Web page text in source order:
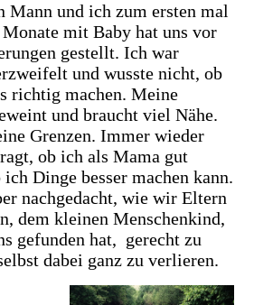
Mann und ich zum ersten mal
mit Baby hat uns vor
gestellt. Ich war
und wusste nicht, ob
richtig machen. Meine
und braucht viel Nähe.
Grenzen. Immer wieder
ob ich als Mama gut
Dinge besser machen kann.
nachgedacht, wie wir Eltern
dem kleinen Menschenkind,
gefunden hat, gerecht zu
dabei ganz zu verlieren.